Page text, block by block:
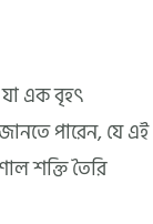
এক বৃহৎ
পারেন, যে এই
শক্তি তৈরি